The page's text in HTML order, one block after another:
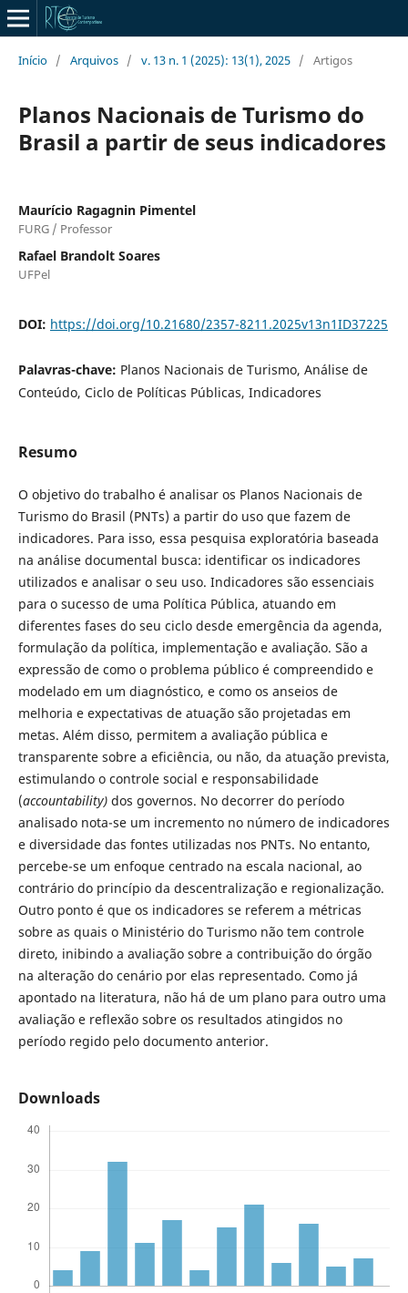
Início / Arquivos / v. 13 n. 1 (2025): 13(1), 2025 / Artigos
Planos Nacionais de Turismo do
Brasil a partir de seus indicadores
Maurício Ragagnin Pimentel
FURG / Professor
Rafael Brandolt Soares
UFPel
DOI: https://doi.org/10.21680/2357-8211.2025v13n1ID37225
Palavras-chave: Planos Nacionais de Turismo, Análise de
Conteúdo, Ciclo de Políticas Públicas, Indicadores
Resumo
O objetivo do trabalho é analisar os Planos Nacionais de
Turismo do Brasil (PNTs) a partir do uso que fazem de
indicadores. Para isso, essa pesquisa exploratória baseada
na análise documental busca: identificar os indicadores
utilizados e analisar o seu uso. Indicadores são essenciais
para o sucesso de uma Política Pública, atuando em
diferentes fases do seu ciclo desde emergência da agenda,
formulação da política, implementação e avaliação. São a
expressão de como o problema público é compreendido e
modelado em um diagnóstico, e como os anseios de
melhoria e expectativas de atuação são projetadas em
metas. Além disso, permitem a avaliação pública e
transparente sobre a eficiência, ou não, da atuação prevista,
estimulando o controle social e responsabilidade
(accountability) dos governos. No decorrer do período
analisado nota-se um incremento no número de indicadores
e diversidade das fontes utilizadas nos PNTs. No entanto,
percebe-se um enfoque centrado na escala nacional, ao
contrário do princípio da descentralização e regionalização.
Outro ponto é que os indicadores se referem a métricas
sobre as quais o Ministério do Turismo não tem controle
direto, inibindo a avaliação sobre a contribuição do órgão
na alteração do cenário por elas representado. Como já
apontado na literatura, não há de um plano para outro uma
avaliação e reflexão sobre os resultados atingidos no
período regido pelo documento anterior.
Downloads